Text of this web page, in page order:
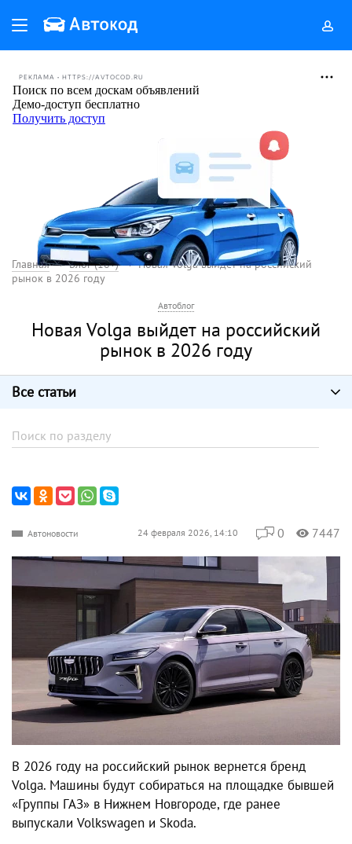
РЕКЛАМА • HTTPS://AVTOCOD.RU
Главная Блог (18+)
Новая Volga выйдет на российский
рынок в 2026 году
Автоблог
Новая Volga выйдет на российский
рынок в 2026 году
Все статьи
Автоновости 24 февраля 2026, 14:10 0 7447
В 2026 году на российский рынок вернется бренд
Volga. Машины будут собираться на площадке бывшей
«Группы ГАЗ» в Нижнем Новгороде, где ранее
выпускали Volkswagen и Skoda.